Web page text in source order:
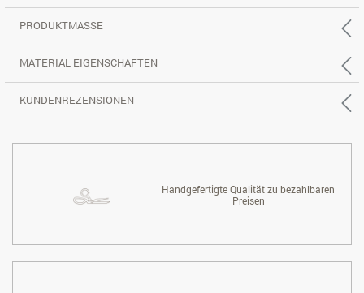
PRODUKTMASSE
MATERIAL EIGENSCHAFTEN
KUNDENREZENSIONEN
Handgefertigte Qualität zu bezahlbaren
Preisen